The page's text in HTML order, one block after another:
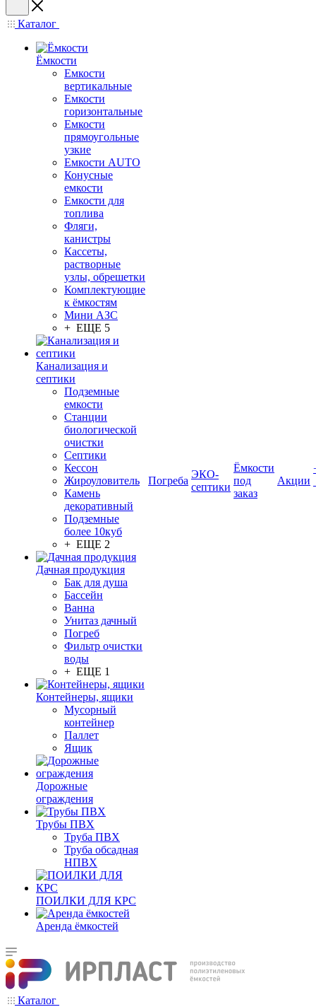
Каталог
Ёмкости
Емкости
вертикальные
Емкости
горизонтальные
Емкости
прямоугольные
узкие
Емкости АUТО
Конусные
емкости
Емкости для
топлива
Фляги,
канистры
Кассеты,
растворные
узлы, обрешетки
Комплектующие
к ёмкостям
Мини АЗС
+ ЕЩЕ 5
Канализация и
септики
Подземные
емкости
Станции
биологической
очистки
Септики
Кессон
Жироуловитель
Камень
декоративный
Подземные
более 10куб
+ ЕЩЕ 2
Дачная продукция
Бак для душа
Бассейн
Ванна
Унитаз дачный
Погреб
Фильтр очистки
воды
+ ЕЩЕ 1
Контейнеры, ящики
Мусорный
контейнер
Паллет
Ящик
Дорожные
ограждения
Трубы ПВХ
Труба ПВХ
Труба обсадная
НПВХ
ПОИЛКИ ДЛЯ КРС
Аренда ёмкостей
Погреба
ЭКО-
септики
Ёмкости
под
заказ
Акции
Каталог